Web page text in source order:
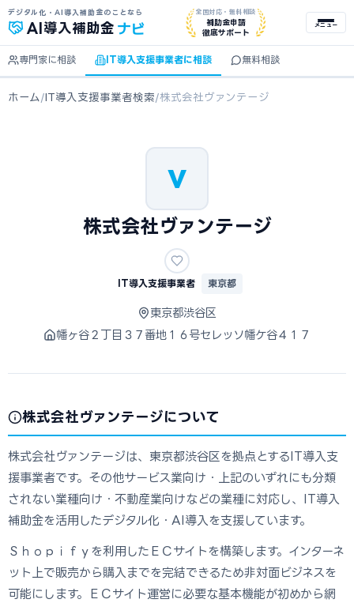
デジタル化・AI導入補助金のことなら
AI 導入補助金 ナビ
全国対応・無料相談
補助金申請
徹底サポート
メニュー
専門家に相談 IT導入支援事業者に相談 無料相談
ホーム /IT導入支援事業者検索/株式会社ヴァンテージ
V
株式会社ヴァンテージ
IT導入支援事業者 東京都
東京都渋谷区
幡ヶ谷２丁目３７番地１６号セレッソ幡ケ谷４１７
株式会社ヴァンテージについて
株式会社ヴァンテージは、東京都渋谷区を拠点とするIT導入支
援事業者です。その他サービス業向け・上記のいずれにも分類
されない業種向け・不動産業向けなどの業種に対応し、IT導入
補助金を活用したデジタル化・AI導入を支援しています。
Ｓｈｏｐｉｆｙを利用したＥＣサイトを構築します。インターネ
ット上で販売から購入までを完結できるため非対面ビジネスを
可能にします。ＥＣサイト運営に必要な基本機能が初めから網